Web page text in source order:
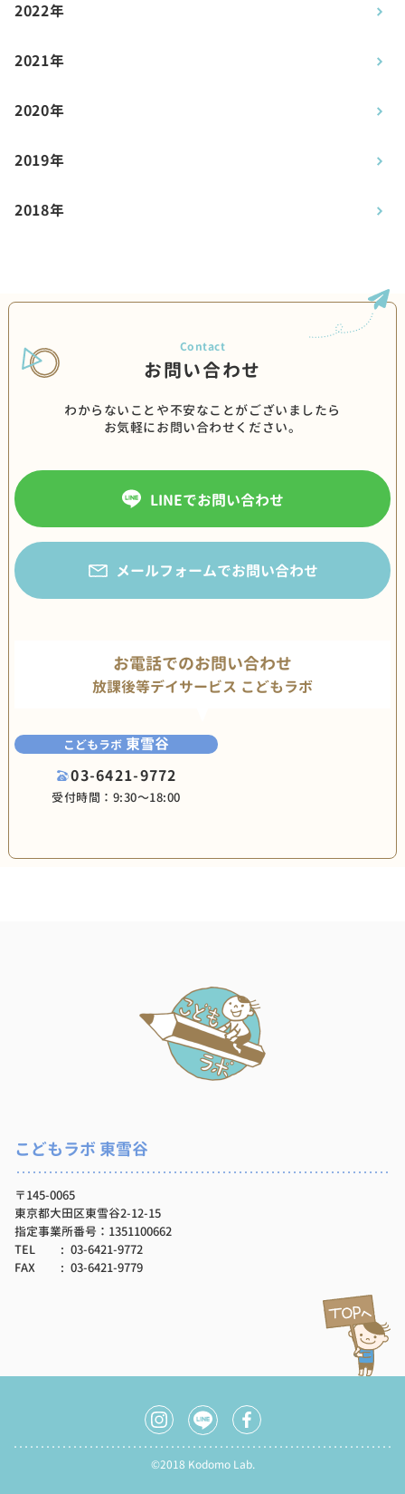
2022年
2021年
2020年
2019年
2018年
お問い合わせ
わからないことや不安なことがございましたら
お気軽にお問い合わせください。
LINEでお問い合わせ
メールフォームでお問い合わせ
お電話でのお問い合わせ
放課後等デイサービス こどもラボ
こどもラボ 東雪谷
03-6421-9772
受付時間：9:30〜18:00
こどもラボ 東雪谷
〒145-0065
東京都大田区東雪谷2-12-15
指定事業所番号：1351100662
TEL
03-6421-9772
FAX
03-6421-9779
©2018 Kodomo Lab.